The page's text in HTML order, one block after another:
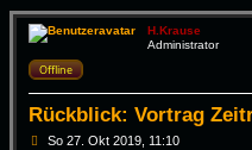
H.Krause
Administrator
Offline
Rückblick: Vortrag
BSo 27. Okt 2019, 11:10